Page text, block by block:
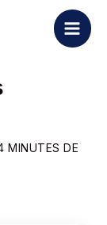
MINUTES DE